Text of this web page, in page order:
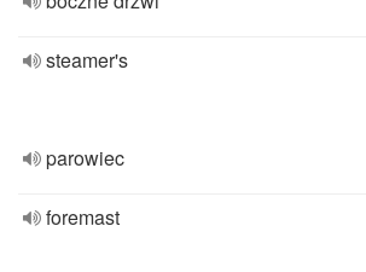
steamer's
parowiec
foremast